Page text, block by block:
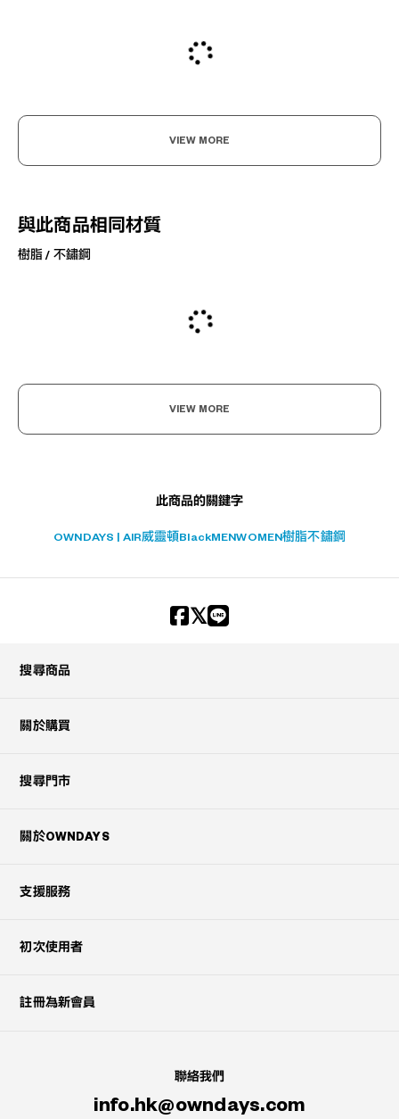
VIEW MORE
與此商品相同材質
樹脂 / 不鏽鋼
VIEW MORE
此商品的關鍵字
OWNDAYS | AIR威靈頓BlackMENWOMEN樹脂不鏽鋼
搜尋商品
關於購買
搜尋門市
關於OWNDAYS
支援服務
初次使用者
註冊為新會員
聯絡我們
info.hk@owndays.com